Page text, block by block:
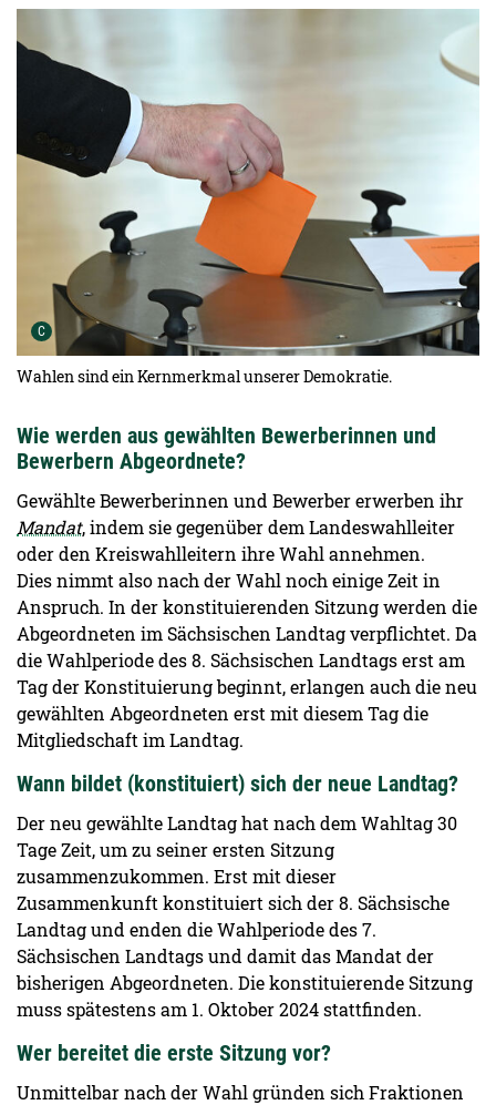
C Urheber der Grafik:
Wahlen sind ein Kernmerkmal unserer Demokratie.
Wie werden aus gewählten Bewerberinnen und
Bewerbern Abgeordnete?
Gewählte Bewerberinnen und Bewerber erwerben ihr
Mandat, indem sie gegenüber dem Landeswahlleiter
oder den Kreiswahlleitern ihre Wahl annehmen.
Dies nimmt also nach der Wahl noch einige Zeit in
Anspruch. In der konstituierenden Sitzung werden die
Abgeordneten im Sächsischen Landtag verpflichtet. Da
die Wahlperiode des 8. Sächsischen Landtags erst am
Tag der Konstituierung beginnt, erlangen auch die neu
gewählten Abgeordneten erst mit diesem Tag die
Mitgliedschaft im Landtag.
Wann bildet (konstituiert) sich der neue Landtag?
Der neu gewählte Landtag hat nach dem Wahltag 30
Tage Zeit, um zu seiner ersten Sitzung
zusammenzukommen. Erst mit dieser
Zusammenkunft konstituiert sich der 8. Sächsische
Landtag und enden die Wahlperiode des 7.
Sächsischen Landtags und damit das Mandat der
bisherigen Abgeordneten. Die konstituierende Sitzung
muss spätestens am 1. Oktober 2024 stattfinden.
Wer bereitet die erste Sitzung vor?
Unmittelbar nach der Wahl gründen sich Fraktionen